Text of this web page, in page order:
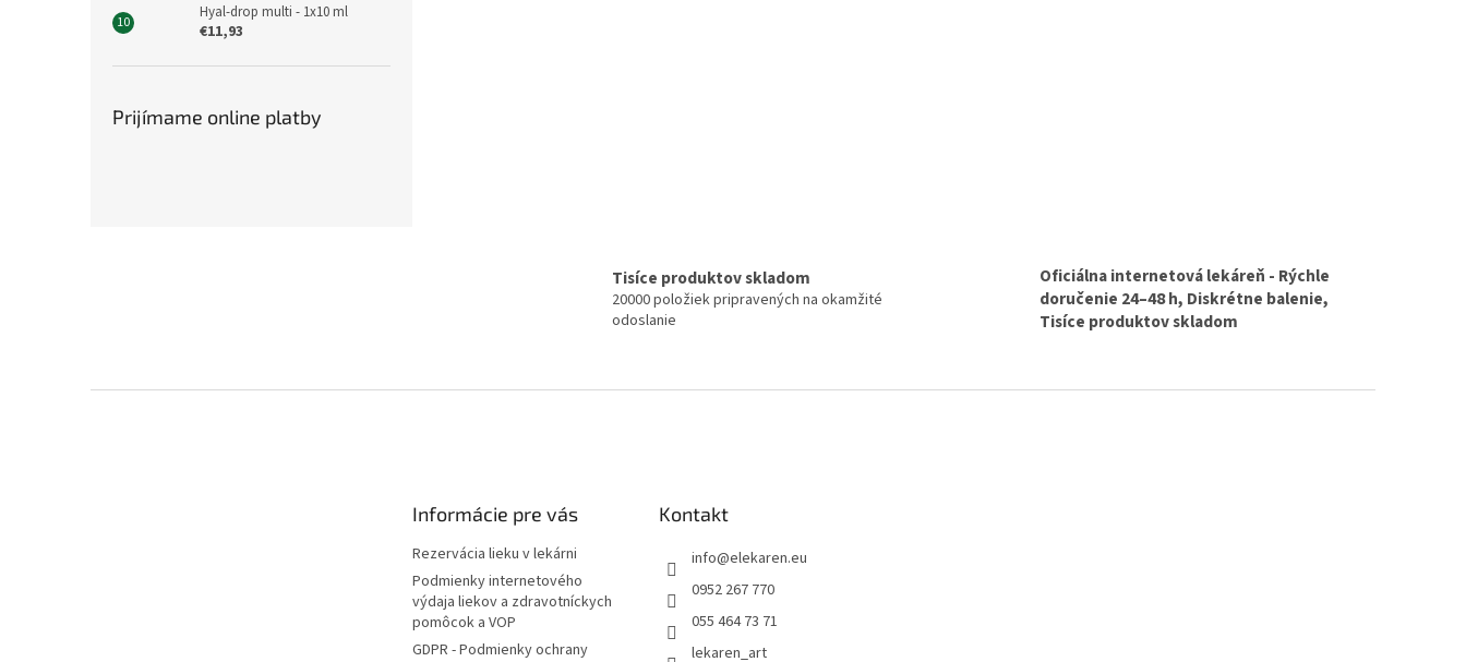
Hyal-drop multi - 1x10 ml
€11,93
Prijímame online platby
Tisíce produktov skladom
20000 položiek pripravených na okamžité
odoslanie
Oficiálna internetová lekáreň - Rýchle
doručenie 24–48 h, Diskrétne balenie,
Tisíce produktov skladom
Informácie pre vás
Rezervácia lieku v lekárni
Podmienky internetového
výdaja liekov a zdravotníckych
pomôcok a VOP
GDPR - Podmienky ochrany
Kontakt
info@elekaren.eu
0952 267 770
055 464 73 71
lekaren_art